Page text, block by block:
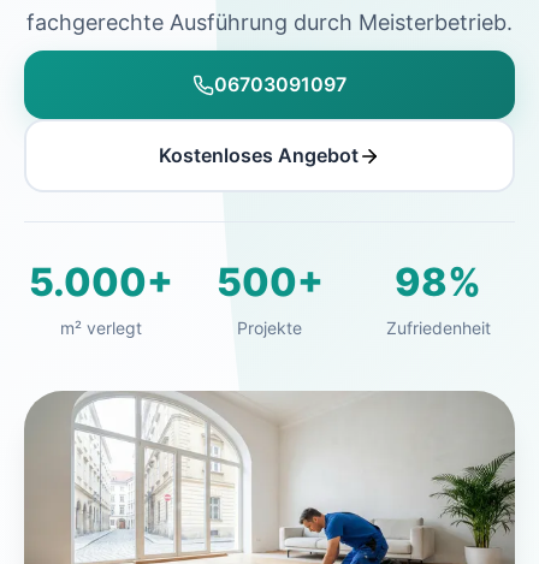
fachgerechte Ausführung durch Meisterbetrieb.
06703091097
Kostenloses Angebot
5.000+
m² verlegt
500+
Projekte
98%
Zufriedenheit